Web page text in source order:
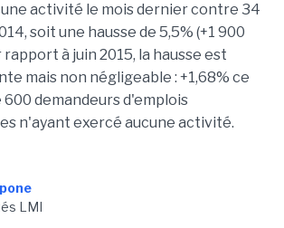
activité le mois dernier contre 34
soit une hausse de 5,5% (+1 900
à juin 2015, la hausse est
mais non négligeable : +1,68% ce
demandeurs d'emplois
n'ayant exercé aucune activité.
LMI